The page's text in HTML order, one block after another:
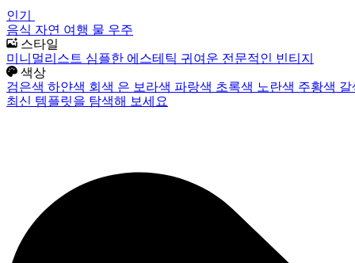
인기
음식 자연 여행 물 우주
스타일
미니멀리스트 심플한 에스테틱 귀여운 전문적인 빈티지
색상
검은색 하얀색 회색 은 보라색 파랑색 초록색 노란색 주황색
최신 템플릿을 탐색해 보세요